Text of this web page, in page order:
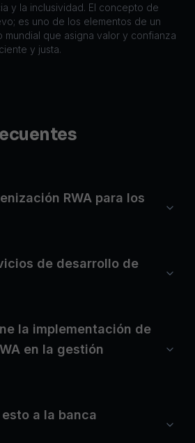
y la inclusividad. El concepto de
es uno de los elementos de un
que asigna valor y confianza
y justa.
RWA para los
de desarrollo de
la implementación de
en la gestión
a la banca